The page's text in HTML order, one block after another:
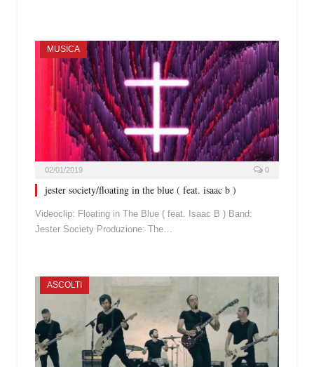
MUSICA
02/01/2019 0
jester society/floating in the blue ( feat. isaac b )
Videoclip: Floating in The Blue ( feat. Isaac B ) Band:
Jester Society Produzione: The…
ASCOLTI